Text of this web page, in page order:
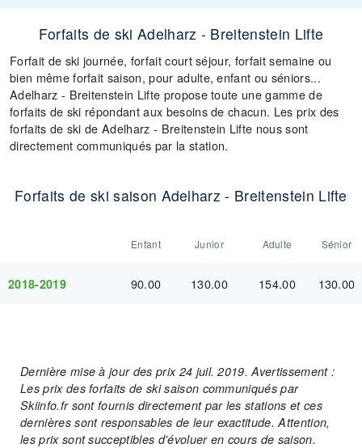
Forfaits de ski Adelharz - Breitenstein Lifte
Forfait de ski journée, forfait court séjour, forfait semaine ou
bien même forfait saison, pour adulte, enfant ou séniors...
Adelharz - Breitenstein Lifte propose toute une gamme de
forfaits de ski répondant aux besoins de chacun. Les prix des
forfaits de ski de Adelharz - Breitenstein Lifte nous sont
directement communiqués par la station.
Forfaits de ski saison Adelharz - Breitenstein Lifte
Enfant Junior Adulte Sénior
2018-2019 90.00 130.00 154.00 130.00
Dernière mise à jour des prix 24 juil. 2019. Avertissement :
Les prix des forfaits de ski saison communiqués par
Skiinfo.fr sont fournis directement par les stations et ces
dernières sont responsables de leur exactitude. Attention,
les prix sont succeptibles d'évoluer en cours de saison.